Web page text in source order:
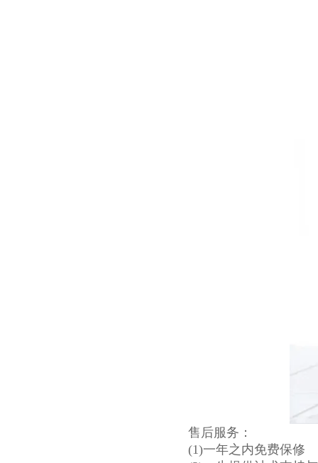
售后服务：
(1)一年之内免费保修